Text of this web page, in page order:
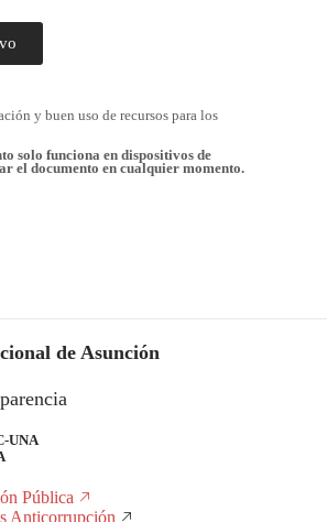
y buen uso de recursos para los
solo funciona en dispositivos de
el documento en cualquier momento.
de Asunción
UNA
Pública
Anticorrupción